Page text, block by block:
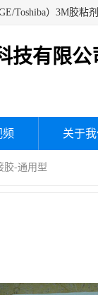
技有限公
频 关于我
胶-通用型